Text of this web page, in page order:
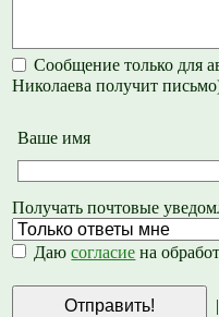
Сообщение только для
Николаева получит
Ваше имя
Получать почтовые
Даюсогласие на
|